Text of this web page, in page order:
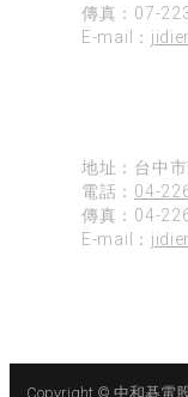
傳真：07-
E-mail：
地址：台中
電話： 04-
傳真：04-
E-mail：
Copyright © 中和碁電